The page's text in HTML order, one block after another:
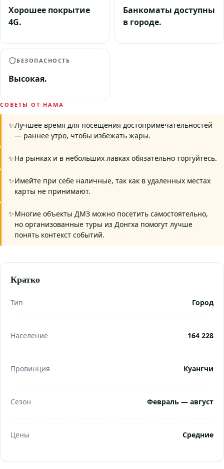
Хорошее покрытие
4G.
Банкоматы доступны
в городе.
БЕЗОПАСНОСТЬ
Высокая.
СОВЕТЫ ОТ НАМА
Лучшее время для посещения достопримечательностей
— раннее утро, чтобы избежать жары.
На рынках и в небольших лавках обязательно торгуйтесь.
Имейте при себе наличные, так как в удаленных местах
карты не принимают.
Многие объекты ДМЗ можно посетить самостоятельно,
но организованные туры из Донгха помогут лучше
понять контекст событий.
Кратко
Тип Город
Население 164 228
Провинция Куангчи
Сезон Февраль — август
Цены Средние